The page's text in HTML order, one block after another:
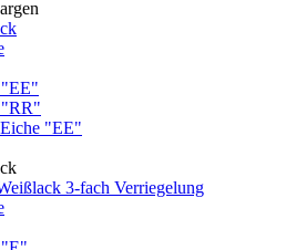
"RR"
"EE"
3-fach Verriegelung